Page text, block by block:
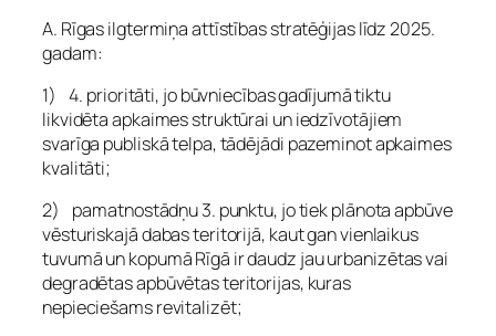
A. Rīgas ilgtermiņa attīstības stratēģijas līdz 2025.
gadam:
1) 4. prioritāti, jo būvniecības gadījumā tiktu
likvidēta apkaimes struktūrai un iedzīvotājiem
svarīga publiskā telpa, tādējādi pazeminot apkaimes
kvalitāti;
2) pamatnostādņu 3. punktu, jo tiek plānota apbūve
vēsturiskajā dabas teritorijā, kaut gan vienlaikus
tuvumā un kopumā Rīgā ir daudz jau urbanizētas vai
degradētas apbūvētas teritorijas, kuras
nepieciešams revitalizēt;